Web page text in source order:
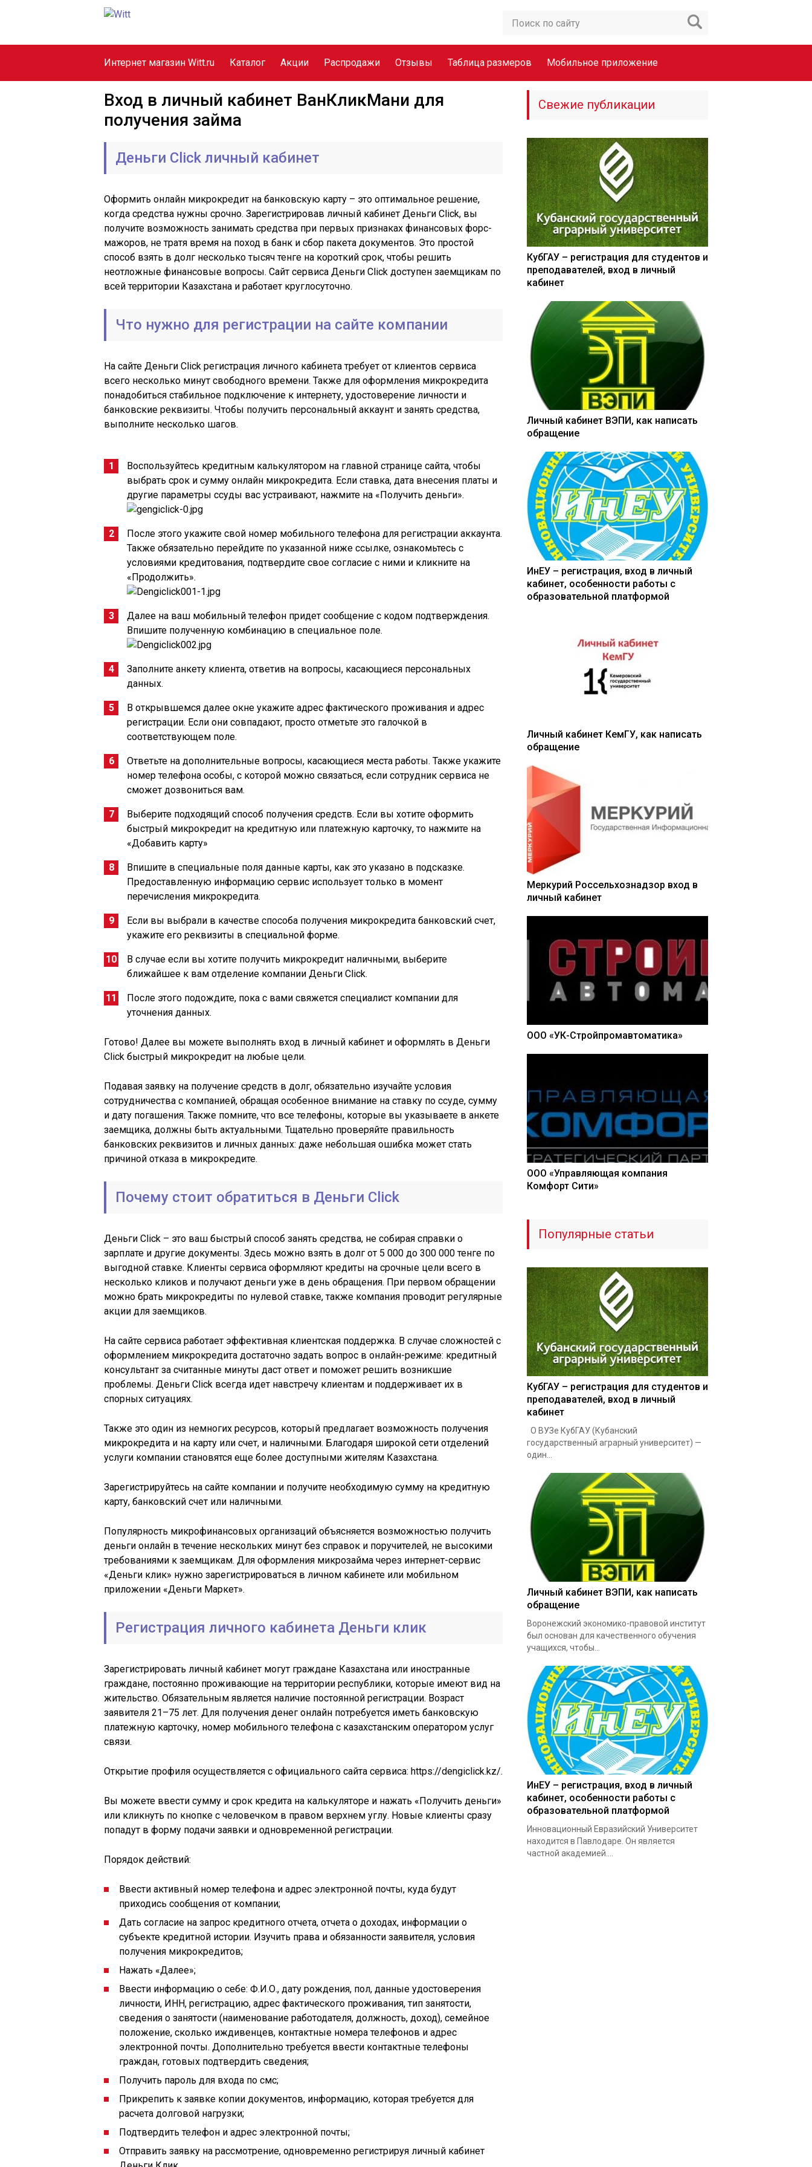
Интернет магазин Witt.ru Каталог Акции Распродажи Отзывы Таблица размеров Мобильное приложение
Вход в личный кабинет ВанКликМани для
получения займа
Деньги Сlick личный кабинет
Оформить онлайн микрокредит на банковскую карту – это оптимальное решение,
когда средства нужны срочно. Зарегистрировав личный кабинет Деньги Сlick, вы
получите возможность занимать средства при первых признаках финансовых форс-
мажоров, не тратя время на поход в банк и сбор пакета документов. Это простой
способ взять в долг несколько тысяч тенге на короткий срок, чтобы решить
неотложные финансовые вопросы. Сайт сервиса Деньги Сlick доступен заемщикам по
всей территории Казахстана и работает круглосуточно.
Что нужно для регистрации на сайте компании
На сайте Деньги Сlick регистрация личного кабинета требует от клиентов сервиса
всего несколько минут свободного времени. Также для оформления микрокредита
понадобиться стабильное подключение к интернету, удостоверение личности и
банковские реквизиты. Чтобы получить персональный аккаунт и занять средства,
выполните несколько шагов.
Воспользуйтесь кредитным калькулятором на главной странице сайта, чтобы
выбрать срок и сумму онлайн микрокредита. Если ставка, дата внесения платы и
другие параметры ссуды вас устраивают, нажмите на «Получить деньги».
После этого укажите свой номер мобильного телефона для регистрации аккаунта.
Также обязательно перейдите по указанной ниже ссылке, ознакомьтесь с
условиями кредитования, подтвердите свое согласие с ними и кликните на
«Продолжить».
Далее на ваш мобильный телефон придет сообщение с кодом подтверждения.
Впишите полученную комбинацию в специальное поле.
Заполните анкету клиента, ответив на вопросы, касающиеся персональных
данных.
В открывшемся далее окне укажите адрес фактического проживания и адрес
регистрации. Если они совпадают, просто отметьте это галочкой в
соответствующем поле.
Ответьте на дополнительные вопросы, касающиеся места работы. Также укажите
номер телефона особы, с которой можно связаться, если сотрудник сервиса не
сможет дозвониться вам.
Выберите подходящий способ получения средств. Если вы хотите оформить
быстрый микрокредит на кредитную или платежную карточку, то нажмите на
«Добавить карту»
Впишите в специальные поля данные карты, как это указано в подсказке.
Предоставленную информацию сервис использует только в момент
перечисления микрокредита.
Если вы выбрали в качестве способа получения микрокредита банковский счет,
укажите его реквизиты в специальной форме.
В случае если вы хотите получить микрокредит наличными, выберите
ближайшее к вам отделение компании Деньги Сlick.
После этого подождите, пока с вами свяжется специалист компании для
уточнения данных.
Готово! Далее вы можете выполнять вход в личный кабинет и оформлять в Деньги
Сlick быстрый микрокредит на любые цели.
Подавая заявку на получение средств в долг, обязательно изучайте условия
сотрудничества с компанией, обращая особенное внимание на ставку по ссуде, сумму
и дату погашения. Также помните, что все телефоны, которые вы указываете в анкете
заемщика, должны быть актуальными. Тщательно проверяйте правильность
банковских реквизитов и личных данных: даже небольшая ошибка может стать
причиной отказа в микрокредите.
Почему стоит обратиться в Деньги Сlick
Деньги Сlick – это ваш быстрый способ занять средства, не собирая справки о
зарплате и другие документы. Здесь можно взять в долг от 5 000 до 300 000 тенге по
выгодной ставке. Клиенты сервиса оформляют кредиты на срочные цели всего в
несколько кликов и получают деньги уже в день обращения. При первом обращении
можно брать микрокредиты по нулевой ставке, также компания проводит регулярные
акции для заемщиков.
На сайте сервиса работает эффективная клиентская поддержка. В случае сложностей с
оформлением микрокредита достаточно задать вопрос в онлайн-режиме: кредитный
консультант за считанные минуты даст ответ и поможет решить возникшие
проблемы. Деньги Сlick всегда идет навстречу клиентам и поддерживает их в
спорных ситуациях.
Также это один из немногих ресурсов, который предлагает возможность получения
микрокредита и на карту или счет, и наличными. Благодаря широкой сети отделений
услуги компании становятся еще более доступными жителям Казахстана.
Зарегистрируйтесь на сайте компании и получите необходимую сумму на кредитную
карту, банковский счет или наличными.
Популярность микрофинансовых организаций объясняется возможностью получить
деньги онлайн в течение нескольких минут без справок и поручителей, не высокими
требованиями к заемщикам. Для оформления микрозайма через интернет-сервис
«Деньги клик» нужно зарегистрироваться в личном кабинете или мобильном
приложении «Деньги Маркет».
Регистрация личного кабинета Деньги клик
Зарегистрировать личный кабинет могут граждане Казахстана или иностранные
граждане, постоянно проживающие на территории республики, которые имеют вид на
жительство. Обязательным является наличие постоянной регистрации. Возраст
заявителя 21–75 лет. Для получения денег онлайн потребуется иметь банковскую
платежную карточку, номер мобильного телефона с казахстанским оператором услуг
связи.
Открытие профиля осуществляется с официального сайта сервиса: https://dengiclick.kz/.
Вы можете ввести сумму и срок кредита на калькуляторе и нажать «Получить деньги»
или кликнуть по кнопке с человечком в правом верхнем углу. Новые клиенты сразу
попадут в форму подачи заявки и одновременной регистрации.
Порядок действий:
Ввести активный номер телефона и адрес электронной почты, куда будут
приходись сообщения от компании;
Дать согласие на запрос кредитного отчета, отчета о доходах, информации о
субъекте кредитной истории. Изучить права и обязанности заявителя, условия
получения микрокредитов;
Нажать «Далее»;
Ввести информацию о себе: Ф.И.О., дату рождения, пол, данные удостоверения
личности, ИНН, регистрацию, адрес фактического проживания, тип занятости,
сведения о занятости (наименование работодателя, должность, доход), семейное
положение, сколько иждивенцев, контактные номера телефонов и адрес
электронной почты. Дополнительно требуется ввести контактные телефоны
граждан, готовых подтвердить сведения;
Получить пароль для входа по смс;
Прикрепить к заявке копии документов, информацию, которая требуется для
расчета долговой нагрузки;
Подтвердить телефон и адрес электронной почты;
Отправить заявку на рассмотрение, одновременно регистрируя личный кабинет
Свежие публикации
КубГАУ – регистрация для студентов и
преподавателей, вход в личный
кабинет
Личный кабинет ВЭПИ, как написать
обращение
ИнЕУ – регистрация, вход в личный
кабинет, особенности работы с
образовательной платформой
Личный кабинет КемГУ, как написать
обращение
Меркурий Россельхознадзор вход в
личный кабинет
ООО «УК-Стройпромавтоматика»
ООО «Управляющая компания
Комфорт Сити»
Популярные статьи
КубГАУ – регистрация для студентов и
преподавателей, вход в личный
кабинет
О ВУЗе КубГАУ (Кубанский
государственный аграрный университет) —
один...
Личный кабинет ВЭПИ, как написать
обращение
Воронежский экономико-правовой институт
был основан для качественного обучения
учащихся, чтобы...
ИнЕУ – регистрация, вход в личный
кабинет, особенности работы с
образовательной платформой
Инновационный Евразийский Университет
находится в Павлодаре. Он является
частной академией....